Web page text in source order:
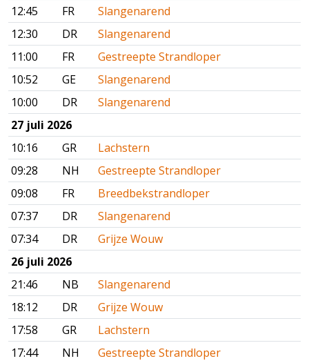
12:45
FR
Slangenarend
12:30
DR
Slangenarend
11:00
FR
Gestreepte Strandloper
10:52
GE
Slangenarend
10:00
DR
Slangenarend
27 juli 2026
10:16
GR
Lachstern
09:28
NH
Gestreepte Strandloper
09:08
FR
Breedbekstrandloper
07:37
DR
Slangenarend
07:34
DR
Grijze Wouw
26 juli 2026
21:46
NB
Slangenarend
18:12
DR
Grijze Wouw
17:58
GR
Lachstern
17:44
NH
Gestreepte Strandloper